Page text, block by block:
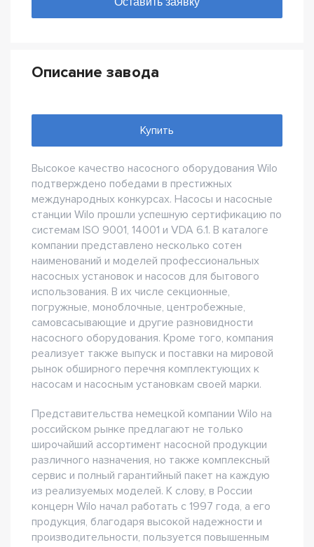
Описание завода
Купить
Высокое качество насосного оборудования Wilo
подтверждено победами в престижных
международных конкурсах. Насосы и насосные
станции Wilo прошли успешную сертификацию по
системам ISO 9001, 14001 и VDA 6.1. В каталоге
компании представлено несколько сотен
наименований и моделей профессиональных
насосных установок и насосов для бытового
использования. В их числе секционные,
погружные, моноблочные, центробежные,
самовсасывающие и другие разновидности
насосного оборудования. Кроме того, компания
реализует также выпуск и поставки на мировой
рынок обширного перечня комплектующих к
насосам и насосным установкам своей марки.
Представительства немецкой компании Wilo на
российском рынке предлагают не только
широчайший ассортимент насосной продукции
различного назначения, но также комплексный
сервис и полный гарантийный пакет на каждую
из реализуемых моделей. К слову, в России
концерн Wilo начал работать с 1997 года, а его
продукция, благодаря высокой надежности и
производительности, пользуется повышенным